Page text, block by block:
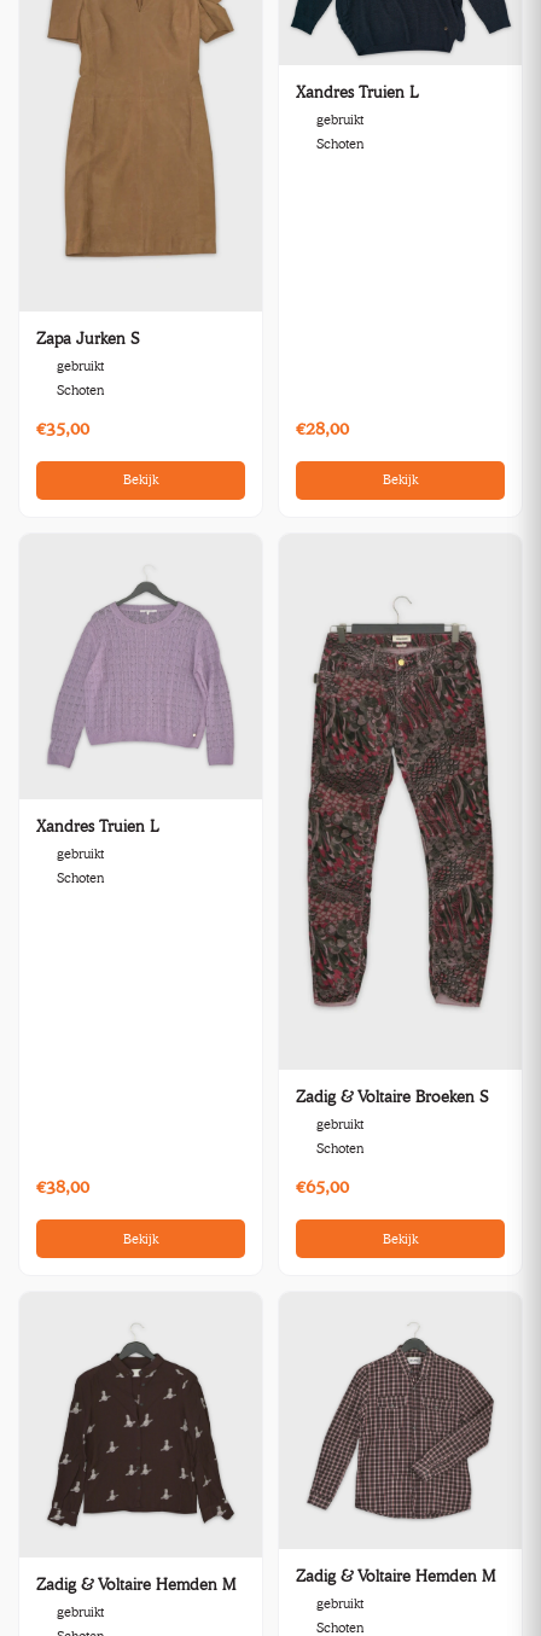
Zapa Jurken S
gebruikt
Schoten
€35,00
Bekijk
Xandres Truien L
gebruikt
Schoten
€28,00
Bekijk
Xandres Truien L
gebruikt
Schoten
€38,00
Bekijk
Zadig & Voltaire Broeken S
gebruikt
Schoten
€65,00
Bekijk
Zadig & Voltaire Hemden M
gebruikt
Zadig & Voltaire Hemden M
gebruikt
Schoten